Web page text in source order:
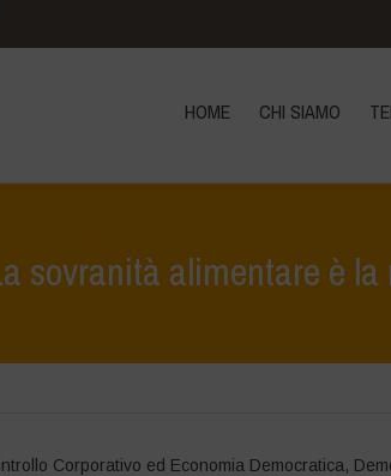
HOME CHI SIAMO
sovranità alimentare è
Corporativo ed Economia Democratica,